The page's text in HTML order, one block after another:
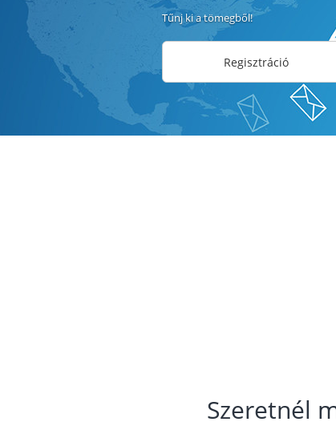
Tűnj ki a tömegből!
Regisztráció
Szeretnél